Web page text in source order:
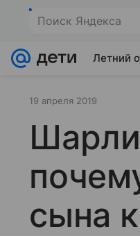
Поиск Яндекса
Летний
19 апреля 2019
сына